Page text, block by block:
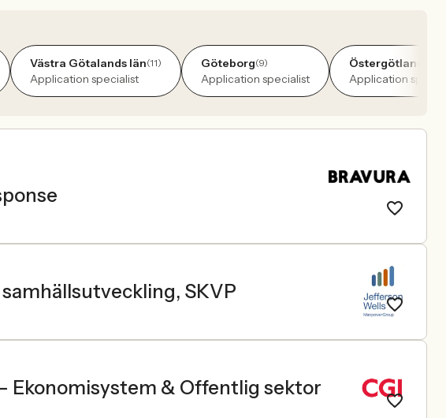
Västra Götalands län(11)
Application specialist
Göteborg(9)
Application specialist
Östergötlands
Application
SKVP
Ekonomisystem & Offentlig sektor